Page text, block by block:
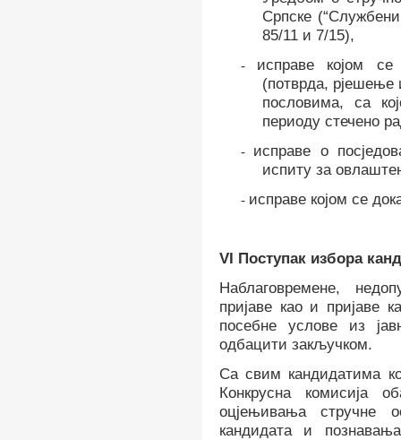
Српске
85/11 и 7/15),
-
исправе којом
(потврда, рјешење
пословима, са
периоду стечено
- исправе о
испиту за
- исправе којом се
VI Поступак избора
Наблаговремене,
пријаве као и пријаве
посебне услове из
одбацити закључком.
Са свим кандидатима
Конкрусна комисија
оцјењивања стручне
кандидата
и